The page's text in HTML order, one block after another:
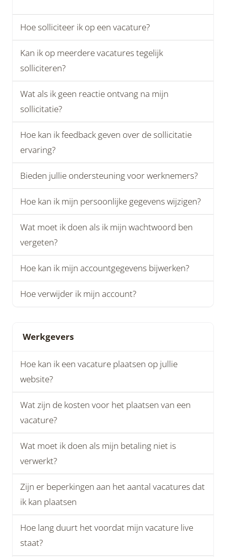
Hoe solliciteer ik op een vacature?
Kan ik op meerdere vacatures tegelijk
solliciteren?
Wat als ik geen reactie ontvang na mijn
sollicitatie?
Hoe kan ik feedback geven over de sollicitatie
ervaring?
Bieden jullie ondersteuning voor werknemers?
Hoe kan ik mijn persoonlijke gegevens wijzigen?
Wat moet ik doen als ik mijn wachtwoord ben
vergeten?
Hoe kan ik mijn accountgegevens bijwerken?
Hoe verwijder ik mijn account?
Werkgevers
Hoe kan ik een vacature plaatsen op jullie
website?
Wat zijn de kosten voor het plaatsen van een
vacature?
Wat moet ik doen als mijn betaling niet is
verwerkt?
Zijn er beperkingen aan het aantal vacatures dat
ik kan plaatsen
Hoe lang duurt het voordat mijn vacature live
staat?